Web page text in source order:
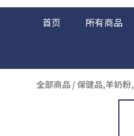
首页 所有商品
全部商品 /保健品,羊奶粉,